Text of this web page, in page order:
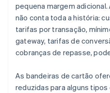
pequena margem
não conta toda a história:
tarifas por transação,
gateway, tarifas de
cobranças de repasse,
As bandeiras de cartão
reduzidas para alguns